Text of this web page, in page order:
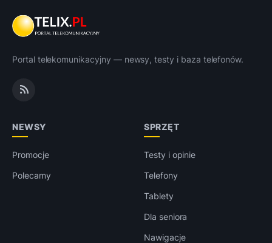
Portal telekomunikacyjny — newsy, testy i baza telefonów.
NEWSY
Promocje
Polecamy
SPRZĘT
Testy i opinie
Telefony
Tablety
Dla seniora
Nawigacje